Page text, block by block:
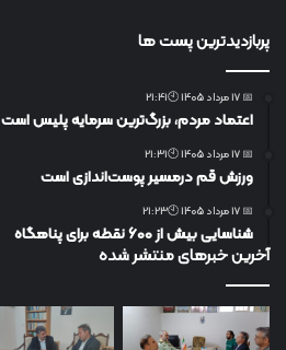
پربازدیدترین پست ها
📅 17 مرداد 1405 🕙21:41
اعتماد مردم، بزرگ‌ترین سرمایه پلیس است
📅 17 مرداد 1405 🕙21:31
ورزش قم درمسیر پوست‌اندازی است
📅 17 مرداد 1405 🕙21:23
شناسایی بیش از ۶۰۰ نقطه برای پناهگاه
آخرین خبرهای منتشر شده